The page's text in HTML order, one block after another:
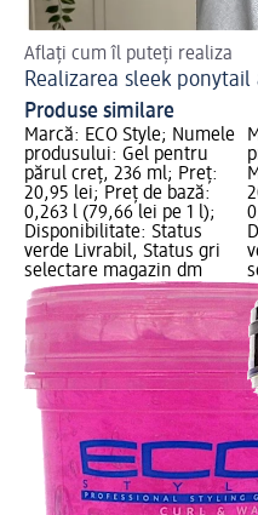
Aflați cum îl puteți realiza
Realizarea sleek ponytail
Produse similare
Marcă: ECO Style; Numele
produsului: Gel pentru
părul creț, 236 ml; Preț:
20,95 lei; Preț de bază:
0,263 l (79,66 lei pe 1 l);
Disponibilitate: Status
verde Livrabil, Status gri
selectare magazin dm